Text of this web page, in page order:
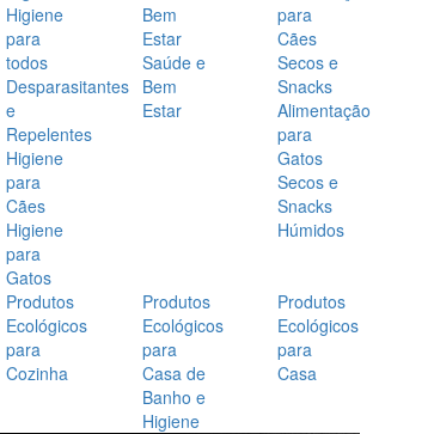
Higiene
para
todos
Desparasitantes
e
Repelentes
Higiene
para
Cães
Higiene
para
Gatos
Bem
Estar
Saúde e
Bem
Estar
para
Cães
Secos e
Snacks
Alimentação
para
Gatos
Secos e
Snacks
Húmidos
Produtos
Ecológicos
para
Cozinha
Produtos
Ecológicos
para
Casa de
Banho e
Higiene
Produtos
Ecológicos
para
Casa